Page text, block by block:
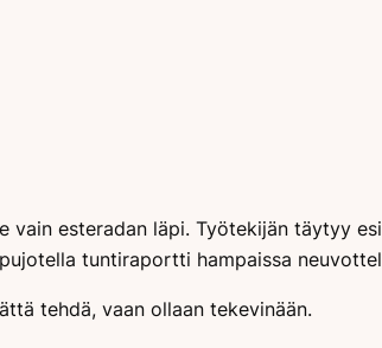
vain esteradan läpi. Työtekijän täytyy
tuntiraportti hampaissa
tehdä, vaan ollaan tekevinään.